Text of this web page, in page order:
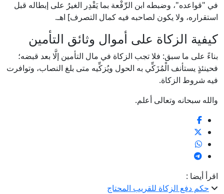
في "قواعده"، وضبطه ابن الرِّفْعة بما يَقْدِر الغيرُ على إبطاله قبل
استقراره، ولا يكون لصاحبه فيه كمال التصرف] اهـ.
كيفية الزكاة على أموال وثائق التأمين
بناءً على ما سبق: فلا تجب الزكاة في مال التأمين إلَّا بعد قبضه؛
فحينئذٍ يستأنف الْمُزَكِّي به الحول ويُزكِّيه متى بلغ النصاب، وتوافرت
فيه شروط الزكاة.
والله سبحانه وتعالى أعلم.
اقرأ أيضا :
حكم دفع الزكاة للقريب المحتاج